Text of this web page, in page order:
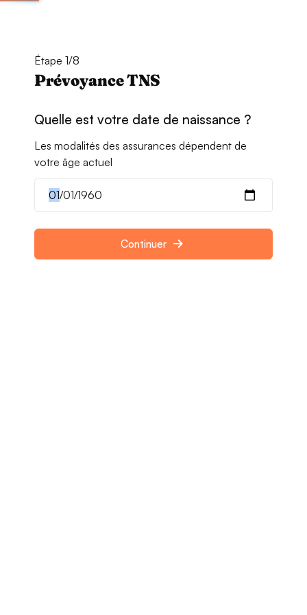
Étape 1/8
Prévoyance TNS
Quelle est votre date de naissance ?
Les modalités des assurances dépendent de
votre âge actuel
Continuer